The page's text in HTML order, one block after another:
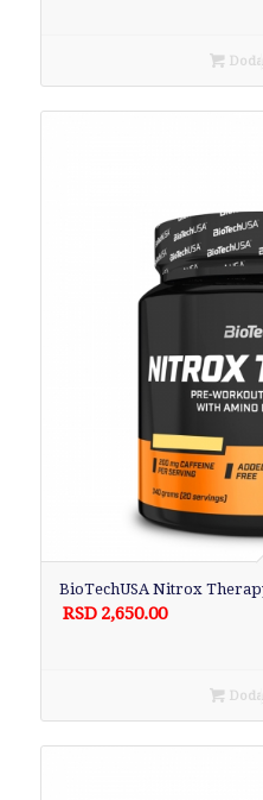
BioTechUSA Nitrox
RSD 2,650.00